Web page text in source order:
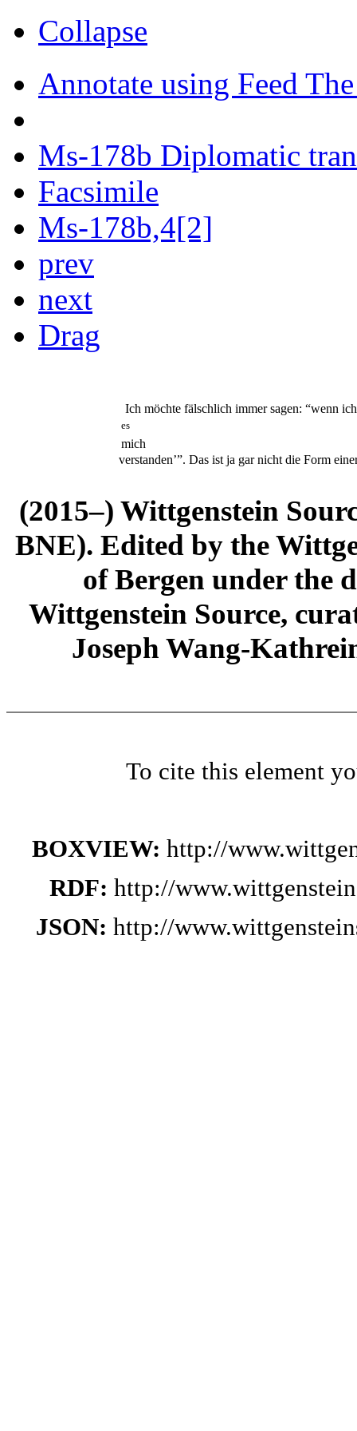
Collapse
Annotate using Feed
Ms-178b Diplomatic
Facsimile
Ms-178b,4[2]
prev
next
Drag
Ich möchte fälschlich immer sagen: “wenn
es
mich
verstanden’”. Das ist ja gar nicht die Form
(2015–) Wittgenstein
BNE). Edited by the
of Bergen under the
Wittgenstein Source,
Joseph Wang-
To cite this element
BOXVIEW: http://
RDF: http://
JSON: http://